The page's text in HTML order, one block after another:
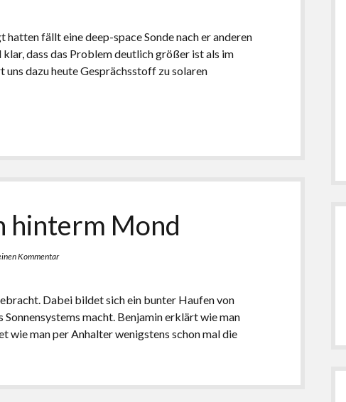
fällt eine deep-space Sonde nach er anderen
dass das Problem deutlich größer ist als im
dazu heute Gesprächsstoff zu solaren
hinterm Mond
Kommentar
Dabei bildet sich ein bunter Haufen von
Sonnensystems macht. Benjamin erklärt wie man
wie man per Anhalter wenigstens schon mal die